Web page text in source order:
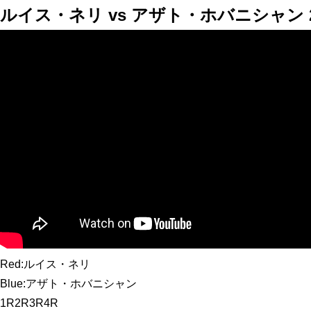
ルイス・ネリ vs アザト・ホバニシャン
Red:ルイス・ネリ
Blue:アザト・ホバニシャン
1R2R3R4R